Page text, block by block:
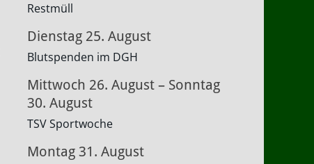
Restmüll
Dienstag 25. August
Blutspenden im DGH
Mittwoch 26. August – Sonntag
30. August
TSV Sportwoche
Montag 31. August